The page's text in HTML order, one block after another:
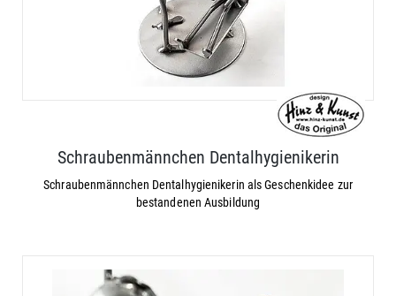
Schraubenmännchen Dentalhygienikerin
Schraubenmännchen Dentalhygienikerin als Geschenkidee zur
bestandenen Ausbildung